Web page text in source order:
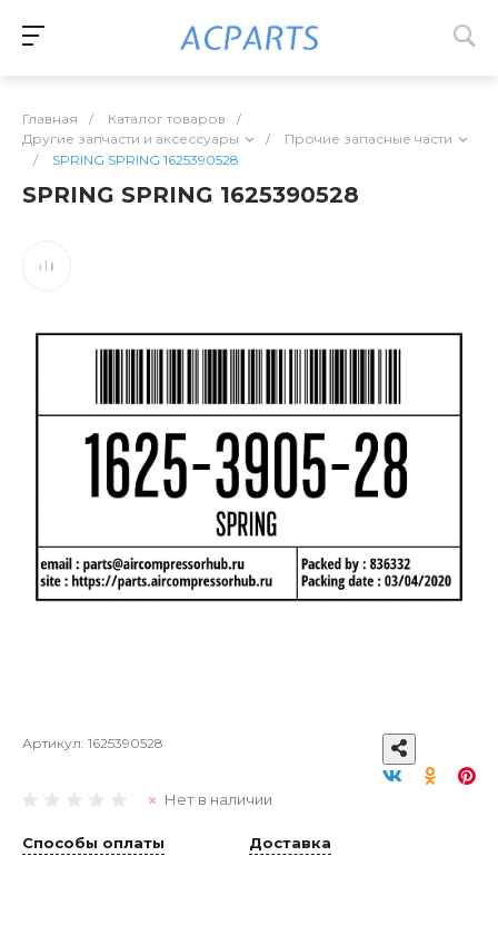
Главная / Каталог товаров
/
Другие запчасти и аксессуары
/
Прочие запасные части
/
SPRING SPRING 1625390528
SPRING SPRING 1625390528
Артикул: 1625390528
Нет в наличии
Способы оплаты Доставка